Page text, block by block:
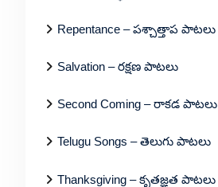
Repentance – పశ్చాత్తాప పాటలు
Salvation – రక్షణ పాటలు
Second Coming – రాకడ పాటలు
Telugu Songs – తెలుగు పాటలు
Thanksgiving – కృతజ్ఞత పాటలు